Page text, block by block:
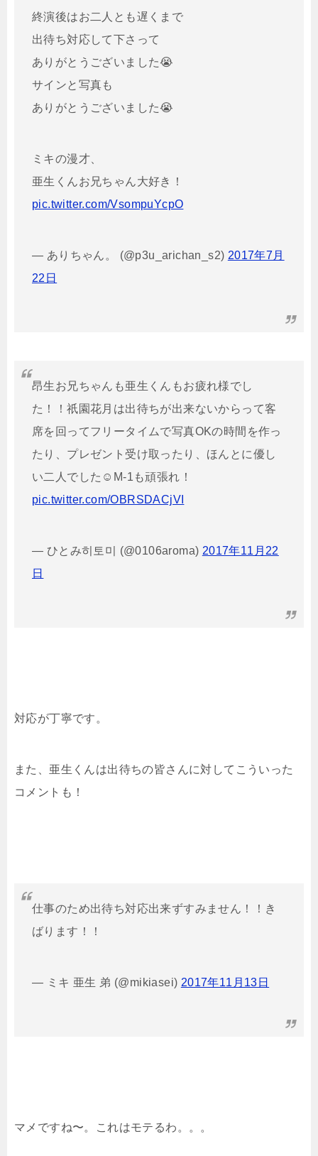
終演後はお二人とも遅くまで
出待ち対応して下さって
ありがとうございました😭
サインと写真も
ありがとうございました😭
ミキの漫才、
亜生くんお兄ちゃん大好き！
pic.twitter.com/VsompuYcpO
— ありちゃん。 (@p3u_arichan_s2) 2017年7月
22日
昂生お兄ちゃんも亜生くんもお疲れ様でし
た！！祇園花月は出待ちが出来ないからって客
席を回ってフリータイムで写真OKの時間を作っ
たり、プレゼント受け取ったり、ほんとに優し
い二人でした☺M-1も頑張れ！
pic.twitter.com/OBRSDACjVI
— ひとみ히토미 (@0106aroma) 2017年11月22
日
対応が丁寧です。
また、亜生くんは出待ちの皆さんに対してこういった
コメントも！
仕事のため出待ち対応出来ずすみません！！き
ばります！！
— ミキ 亜生 弟 (@mikiasei) 2017年11月13日
マメですね〜。これはモテるわ。。。